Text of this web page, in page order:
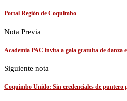
Portal Región de Coquimbo
Nota Previa
Academia PAC invita a gala gratuita de danza
Siguiente nota
Coquimbo Unido: Sin credenciales de puntero